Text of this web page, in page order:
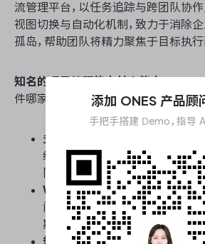
流管理平台，以任务追踪与跨团队协
视图切换与自动化机制，致力于消除
孤岛，帮助团队将精力聚焦于目标执行
知名的项目管理能力核心能力
：
件哪家强的探讨中，其核心优势集中在
多维度视图无缝切换
：支持列表
线视图，同一项目数据可依角色
同管理层级提供匹配的决策切片
Workgraph工作图谱机制：将
门协作节点可视化，避免因上下
期，确保复杂项目推进的连贯性。
规则引擎自动化
：内置低代码规
添加 ONES 产品顾
手把手搭建 Demo，指导